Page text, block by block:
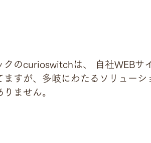
クのcurioswitchは、 自社WEBサ
すが、多岐にわたるソリューシ
ません。